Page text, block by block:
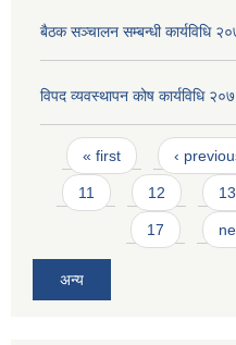
बैठक सञ्चालन सम्बन्धी कार्यविधि
विपद व्यवस्थापन कोष कार्यविधि
Pages
« first ‹
11 12 13
17
अन्य